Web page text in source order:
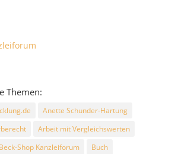
Themen:
Anette Schunder-Hartung
Arbeit mit Vergleichswerten
Beck-Shop Kanzleiforum
Buch